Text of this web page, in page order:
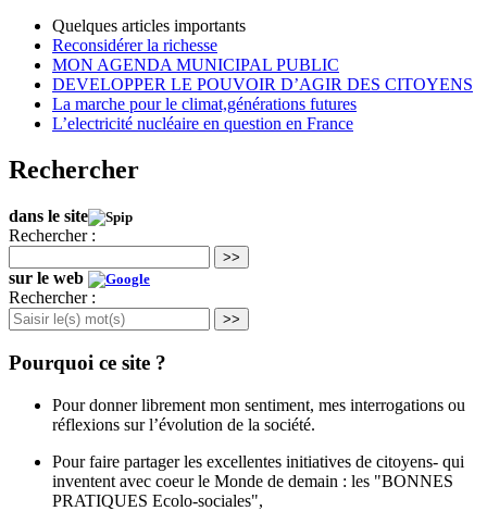
Quelques articles importants
Reconsidérer la richesse
MON AGENDA MUNICIPAL PUBLIC
DEVELOPPER LE POUVOIR D’AGIR DES CITOYENS
La marche pour le climat,générations futures
L’electricité nucléaire en question en France
Rechercher
dans le site
Rechercher :
>>
sur le web
Rechercher :
>>
Pourquoi ce site ?
Pour donner librement mon sentiment, mes interrogations ou
réflexions sur l’évolution de la société.
Pour faire partager les excellentes initiatives de citoyens- qui
inventent avec coeur le Monde de demain : les "BONNES
PRATIQUES Ecolo-sociales",